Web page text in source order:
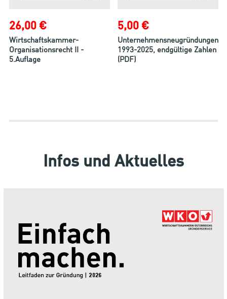
26,00 €
Wirtschaftskammer-
Organisationsrecht II -
5.Auflage
5,00 €
Unternehmensneugründungen
1993-2025, endgültige Zahlen
(PDF)
Infos und Aktuelles